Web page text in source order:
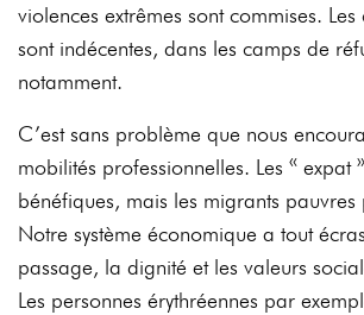
violences extrêmes sont commises.
sont indécentes, dans les camps de
notamment.
C’est sans problème que nous
mobilités professionnelles. Les « expat
bénéfiques, mais les migrants pauvres
Notre système économique a tout
passage, la dignité et les valeurs
Les personnes érythréennes par